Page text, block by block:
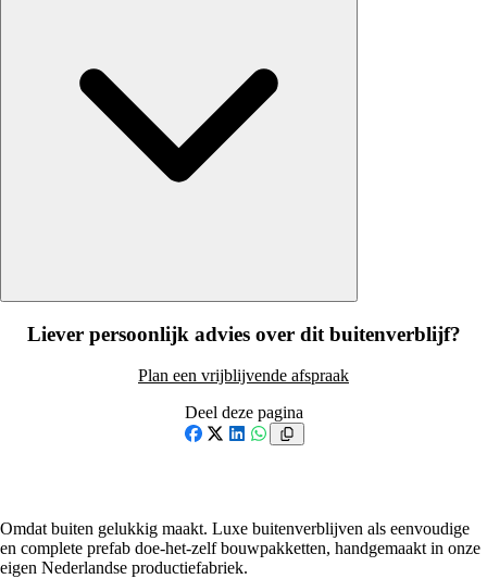
Liever persoonlijk advies over dit buitenverblijf?
Plan een vrijblijvende afspraak
Deel deze pagina
Omdat buiten gelukkig maakt. Luxe buitenverblijven als eenvoudige
en complete prefab doe-het-zelf bouwpakketten, handgemaakt in onze
eigen Nederlandse productiefabriek.